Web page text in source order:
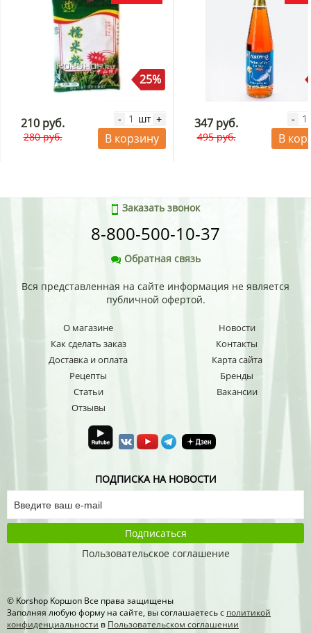
25%
210 руб.
280 руб.
- шт +
В корзину
347 руб.
495 руб.
-
В
Заказать звонок
8-800-500-10-37
Обратная связь
Вся представленная на сайте информация не является
публичной офертой.
О магазине
Как сделать заказ
Доставка и оплата
Рецепты
Статьи
Отзывы
Новости
Контакты
Карта сайта
Бренды
Вакансии
ПОДПИСКА НА НОВОСТИ
Подписаться
Пользовательское соглашение
© Korshop Koршоп Все права защищены
Заполняя любую форму на сайте, вы соглашаетесь с политикой
конфиденциальности в Пользовательском соглашении